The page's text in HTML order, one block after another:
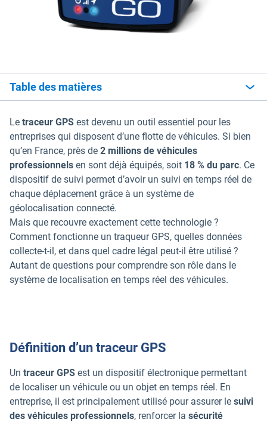
Table des matières
Le traceur GPS est devenu un outil essentiel pour les
entreprises qui disposent d’une flotte de véhicules. Si bien
qu’en France, près de 2 millions de véhicules
professionnels en sont déjà équipés, soit 18 % du parc. Ce
dispositif de suivi permet d’avoir un suivi en temps réel de
chaque déplacement grâce à un système de
géolocalisation connecté.
Mais que recouvre exactement cette technologie ?
Comment fonctionne un traqueur GPS, quelles données
collecte-t-il, et dans quel cadre légal peut-il être utilisé ?
Autant de questions pour comprendre son rôle dans le
système de localisation en temps réel des véhicules.
Définition d’un traceur GPS
Un traceur GPS est un dispositif électronique permettant
de localiser un véhicule ou un objet en temps réel. En
entreprise, il est principalement utilisé pour assurer le suivi
des véhicules professionnels, renforcer la sécurité